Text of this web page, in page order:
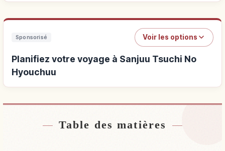
Sponsorisé Voir les options
Planifiez votre voyage à Sanjuu Tsuchi No
Hyouchuu
Hébergements près de Sanjuu Tsuchi No
Table des matières